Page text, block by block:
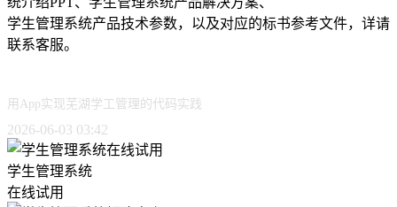
学生管理系统产品技术参数，以及对应的标书参考文件，详请
联系客服。
用App实现芜湖学工管理的代码实践
2026-06-03 03:42
学生管理系统
在线试用